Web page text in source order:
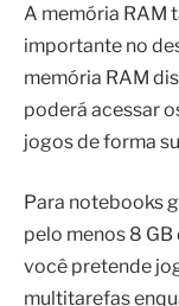
A memória RAM
importante no
memória RAM
poderá acessar
jogos de forma
Para notebooks
pelo menos 8
você pretende
multitarefas